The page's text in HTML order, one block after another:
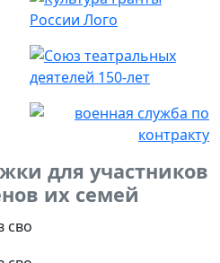
для участников
их семей